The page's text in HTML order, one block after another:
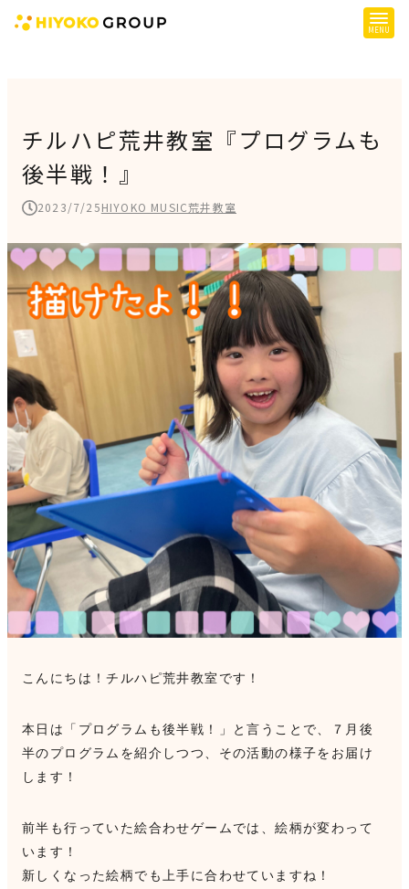
提供サービス
子育て支援
障がい児支援
障がい者支援
施設一覧
会社概要
お知らせ
採用情報
施設空き状況はこちら
見学申込・お問合せ
チルハピ荒井教室『プログラムも
後半戦！』
2023/7/25HIYOKO MUSIC荒井教室
こんにちは！チルハピ荒井教室です！
本日は「プログラムも後半戦！」と言うことで、７月後
半のプログラムを紹介しつつ、その活動の様子をお届け
します！
前半も行っていた絵合わせゲームでは、絵柄が変わって
います！
新しくなった絵柄でも上手に合わせていますね！